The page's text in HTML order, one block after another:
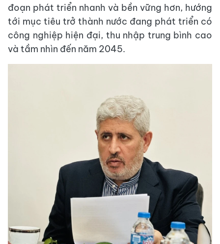
đoạn phát triển nhanh và bền vững hơn, hướng
tới mục tiêu trở thành nước đang phát triển có
công nghiệp hiện đại, thu nhập trung bình cao
và tầm nhìn đến năm 2045.